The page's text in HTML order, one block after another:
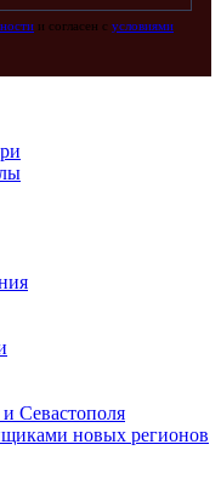
и согласен с условиями
Севастополя
новых регионов